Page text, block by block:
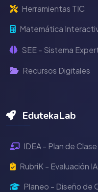
Herramientas TIC
Matemática
SEE - Sistema
Recursos Digitales
EdutekaLab
IDEA - Plan de Clase
RubriK - Evaluación IA
Planeo - Diseño de